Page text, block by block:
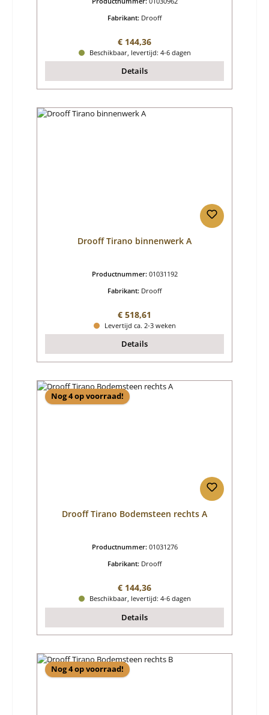
Fabrikant: Drooff
Normale prijs:
€ 144,36
Beschikbaar, levertijd: 4-6 dagen
Details
Drooff Tirano binnenwerk A
Productnummer: 01031192
Fabrikant: Drooff
Normale prijs:
€ 518,61
Levertijd ca. 2-3 weken
Details
Nog 4 op voorraad!
Drooff Tirano Bodemsteen rechts A
Productnummer: 01031276
Fabrikant: Drooff
Normale prijs:
€ 144,36
Beschikbaar, levertijd: 4-6 dagen
Details
Nog 4 op voorraad!